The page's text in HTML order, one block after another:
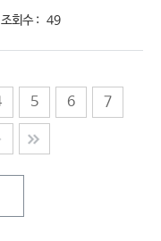
조회수 : 49
5 6 7